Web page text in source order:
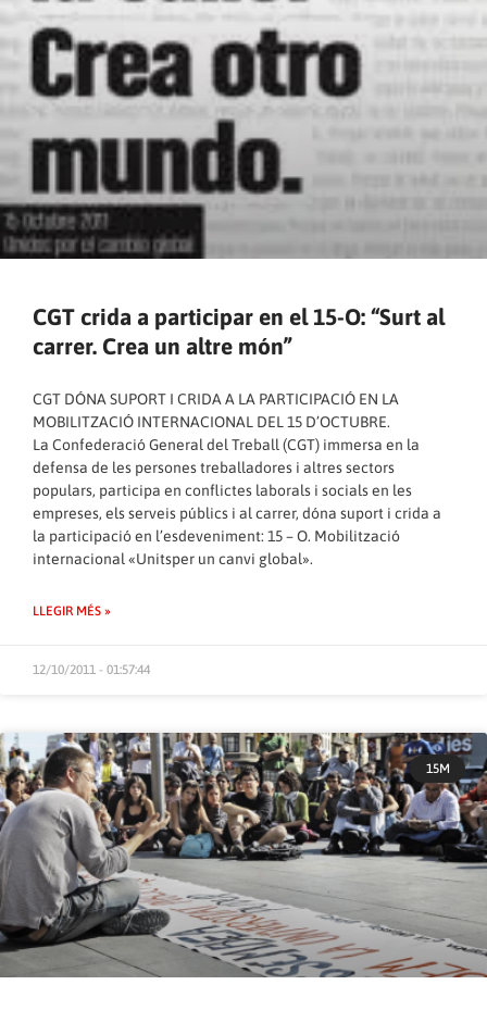
CGT crida a participar en el 15-O: “Surt al
carrer. Crea un altre món”
CGT DÓNA SUPORT I CRIDA A LA PARTICIPACIÓ EN LA
MOBILITZACIÓ INTERNACIONAL DEL 15 D’OCTUBRE.
La Confederació General del Treball (CGT) immersa en la
defensa de les persones treballadores i altres sectors
populars, participa en conflictes laborals i socials en les
empreses, els serveis públics i al carrer, dóna suport i crida a
la participació en l’esdeveniment: 15 – O. Mobilització
internacional «Unitsper un canvi global».
LLEGIR MÉS »
12/10/2011 - 01:57:44
15M